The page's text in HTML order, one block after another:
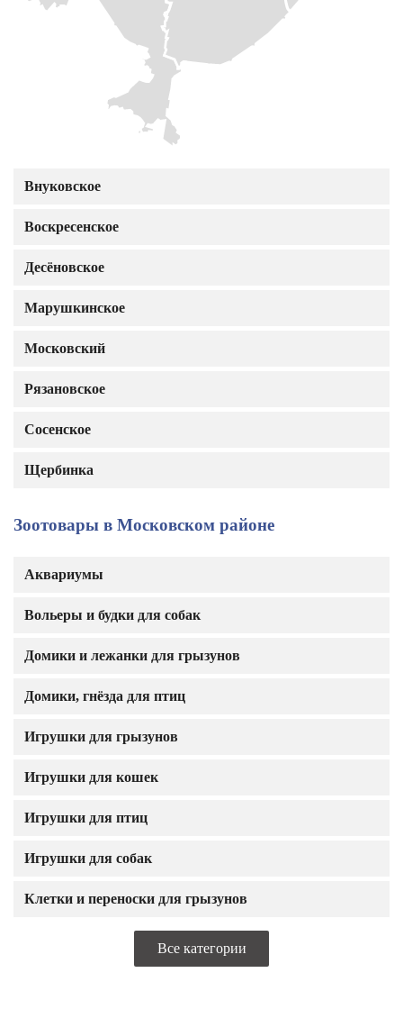
Внуковское
Воскресенское
Десёновское
Марушкинское
Московский
Рязановское
Сосенское
Щербинка
Зоотовары в Московском районе
Аквариумы
Вольеры и будки для собак
Домики и лежанки для грызунов
Домики, гнёзда для птиц
Игрушки для грызунов
Игрушки для кошек
Игрушки для птиц
Игрушки для собак
Клетки и переноски для грызунов
Все категории